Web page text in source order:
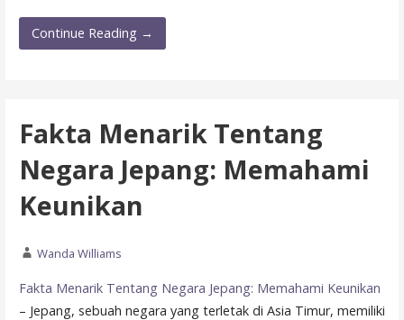
Continue Reading →
Fakta Menarik Tentang
Negara Jepang: Memahami
Keunikan
Wanda Williams
Fakta Menarik Tentang Negara Jepang: Memahami Keunikan
– Jepang, sebuah negara yang terletak di Asia Timur, memiliki